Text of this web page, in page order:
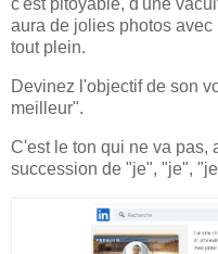
c'est pitoyable, d'une
aura de jolies photos
tout plein.
Devinez l'objectif de son
meilleur".
C'est le ton qui ne va pas,
succession de "je", "je",